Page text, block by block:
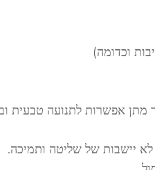
וכדומה)
מתן אפשרות לתנועה טבעית
יישבות של שליטה ותמיכה.